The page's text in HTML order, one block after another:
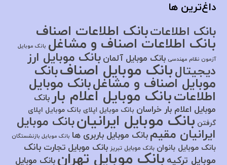
داغ‌ترین ها
بانک اطلاعاتبانک اطلاعات اصناف
بانک اطلاعات اصناف و مشاغل بانک موبایل
آزمون نظام مهندسی بانک موبایل آلمان بانک موبایل ارز
دیجیتالبانک موبایل اصنافبانک
موبایل اصناف و مشاغلبانک موبایل
اطلاعاتبانک موبایل اعلام باربانک
موبایل اعلام بار خراسان بانک موبایل اپلای بانک موبایل اپلای
گرفتن بانک موبایل ایرانیانبانک موبایل
ایرانیان مقیم بانک موبایل باربری ها بانک موبایل بازنشستگان
بانک موبایل بانوان بانک موبایل تبریز بانک موبایل تجارت بانک
موبایل ترکیه بانک موبایل تهران بانک موبایل